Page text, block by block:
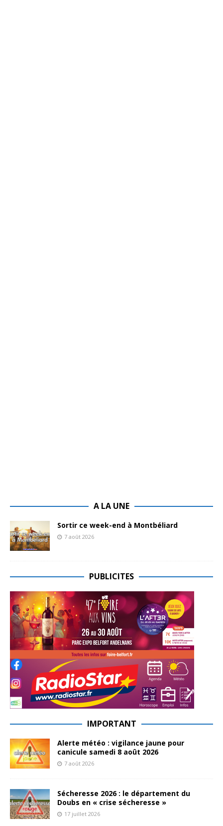
A LA UNE
Sortir ce week-end à Montbéliard
7 août 2026
PUBLICITES
IMPORTANT
Alerte météo : vigilance jaune pour
canicule samedi 8 août 2026
7 août 2026
Sécheresse 2026 : le département du
Doubs en « crise sécheresse »
17 juillet 2026